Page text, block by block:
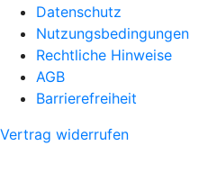
Datenschutz
Nutzungsbedingungen
Rechtliche Hinweise
AGB
Barrierefreiheit
Vertrag widerrufen